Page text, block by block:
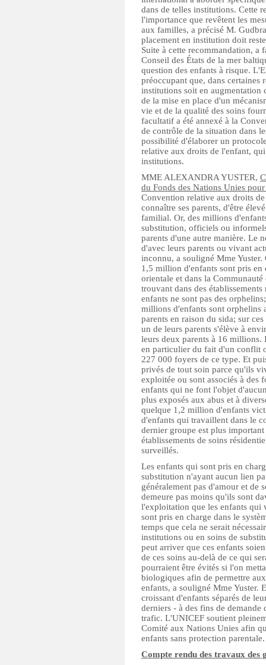
dans de telles institutions. Cette
l'importance que revêtent les
aux familles, a précisé M.
placement en institution doit
Suite à cette recommandation, a
Conseil des États de la mer
question des enfants à risque.
préoccupant que, dans certaines
institutions soit en augmentation
de la mise en place d'un
vie et de la qualité des soins
facultatif a été annexé à la
de contrôle de la situation dans
possibilité d'élaborer un
relative aux droits de l'enfant,
institutions.
MME ALEXANDRA YUSTER,
du Fonds des Nations Unies
Convention relative aux droits
connaître ses parents, d'être
familial. Or, des millions
substitution, officiels ou
parents d'une autre manière. Le
d'avec leurs parents ou vivant
inconnu, a souligné Mme
1,5 million d'enfants sont pris en
orientale et dans la
trouvant dans des
enfants ne sont pas des
millions d'enfants sont orphelins
parents en raison du sida; sur
un de leurs parents s'élève à
leurs deux parents à 16 millions.
en particulier du fait d'un conflit
227 000 foyers de ce type. Et
privés de tout soin parce qu'ils
exploitée ou sont associés à des
enfants qui ne font l'objet
plus exposés aux abus et à
quelque 1,2 million d'enfants
d'enfants qui travaillent dans le
dernier groupe est plus
établissements de soins
surveillés.
Les enfants qui sont pris en
substitution n'ayant aucun lien
généralement pas d'amour et de
demeure pas moins qu'ils sont
l'exploitation que les enfants qui
sont pris en charge dans le
temps que cela ne serait
institutions ou en soins de
peut arriver que ces enfants
de ces soins au-delà de ce qui
pourraient être évités si l'on
biologiques afin de permettre
enfants, a souligné Mme Yuster.
croissant d'enfants séparés de
derniers - à des fins de
trafic. L'UNICEF soutient
Comité aux Nations Unies afin
enfants sans protection parentale.
Compte rendu des travaux des